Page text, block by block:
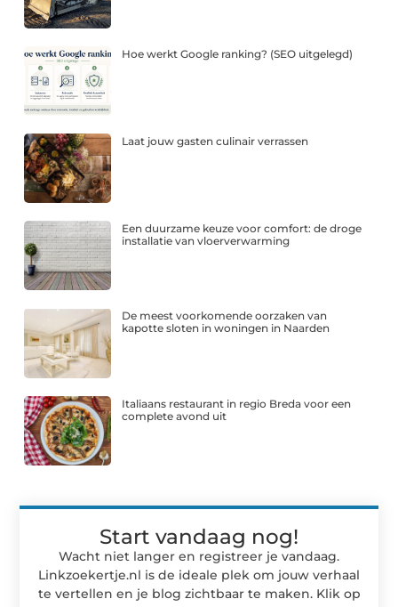
Hoe werkt Google ranking? (SEO uitgelegd)
Laat jouw gasten culinair verrassen
Een duurzame keuze voor comfort: de droge
installatie van vloerverwarming
De meest voorkomende oorzaken van
kapotte sloten in woningen in Naarden
Italiaans restaurant in regio Breda voor een
complete avond uit
Start vandaag nog!
Wacht niet langer en registreer je vandaag.
Linkzoekertje.nl is de ideale plek om jouw verhaal
te vertellen en je blog zichtbaar te maken. Klik op